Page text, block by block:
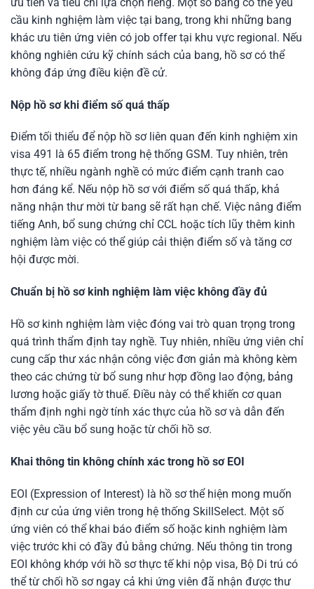
cầu kinh nghiệm làm việc tại bang, trong khi những bang
khác ưu tiên ứng viên có job offer tại khu vực regional. Nếu
không nghiên cứu kỹ chính sách của bang, hồ sơ có thể
không đáp ứng điều kiện đề cử.
Nộp hồ sơ khi điểm số quá thấp
Điểm tối thiểu để nộp hồ sơ liên quan đến kinh nghiệm xin
visa 491 là 65 điểm trong hệ thống GSM. Tuy nhiên, trên
thực tế, nhiều ngành nghề có mức điểm cạnh tranh cao
hơn đáng kể. Nếu nộp hồ sơ với điểm số quá thấp, khả
năng nhận thư mời từ bang sẽ rất hạn chế. Việc nâng điểm
tiếng Anh, bổ sung chứng chỉ CCL hoặc tích lũy thêm kinh
nghiệm làm việc có thể giúp cải thiện điểm số và tăng cơ
hội được mời.
Chuẩn bị hồ sơ kinh nghiệm làm việc không đầy đủ
Hồ sơ kinh nghiệm làm việc đóng vai trò quan trọng trong
quá trình thẩm định tay nghề. Tuy nhiên, nhiều ứng viên chỉ
cung cấp thư xác nhận công việc đơn giản mà không kèm
theo các chứng từ bổ sung như hợp đồng lao động, bảng
lương hoặc giấy tờ thuế. Điều này có thể khiến cơ quan
thẩm định nghi ngờ tính xác thực của hồ sơ và dẫn đến
việc yêu cầu bổ sung hoặc từ chối hồ sơ.
Khai thông tin không chính xác trong hồ sơ EOI
EOI (Expression of Interest) là hồ sơ thể hiện mong muốn
định cư của ứng viên trong hệ thống SkillSelect. Một số
ứng viên có thể khai báo điểm số hoặc kinh nghiệm làm
việc trước khi có đầy đủ bằng chứng. Nếu thông tin trong
EOI không khớp với hồ sơ thực tế khi nộp visa, Bộ Di trú có
thể từ chối hồ sơ ngay cả khi ứng viên đã nhận được thư